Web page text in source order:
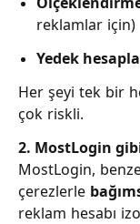
reklamlar için)
Yedek
Her şeyi tek bir
çok riskli.
2. MostLogin
MostLogin,
çerezlerle
reklam hesabı